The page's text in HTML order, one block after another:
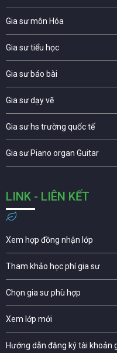
Gia sư môn Hóa
Gia sư tiểu học
Gia sư báo bài
Gia sư dạy vẽ
Gia sư hs trường quốc tế
Gia sư Piano organ Guitar
LINK - LIÊN KẾT
Xem hợp đồng nhận lớp
Tham khảo học phí gia sư
Chọn gia sư phù hợp
Xem lớp mới
Hướng dẫn đăng ký tài khoản